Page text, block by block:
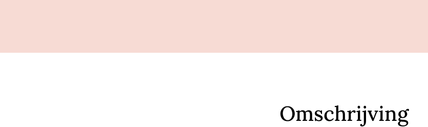
Omschrijving